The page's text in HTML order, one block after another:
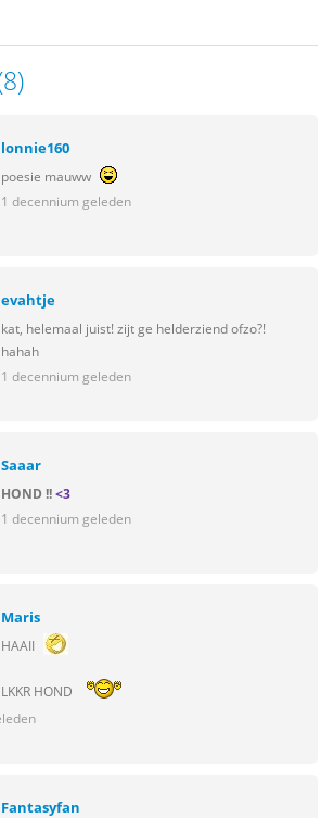
lonnie160
poesie mauww
1 decennium geleden
evahtje
kat, helemaal juist! zijt ge helderziend ofzo?!
hahah
1 decennium geleden
Saaar
HOND !!<3
1 decennium geleden
Maris
HAAII
LKKR HOND
Fantasyfan